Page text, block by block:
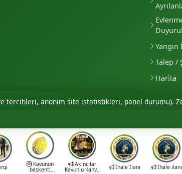
Yangın
Talep /
Harita
tercihleri, anonim site istatistikleri, panel durumu).
Kavunun
başkenti
Akıncılar
Kavunlu Kahve İhale İlanı İhale ilanı